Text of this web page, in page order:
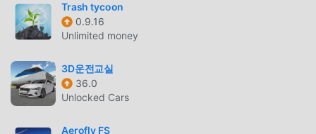
уникальный игровой процесс помог ему завоевать
большое количество поклонников по всему миру. В
отличие от традиционных игр simulation, в pixelmagician
вам нужно пройти только обучение для новичков,
чтобы вы могли легко начать всю игру и наслаждаться
радостью, приносимой классическими играми
специально создал платформу для любителей игр
Trash tycoon
0.9.16
Unlimited money
3D운전교실
36.0
Unlocked Cars
Aerofly FS